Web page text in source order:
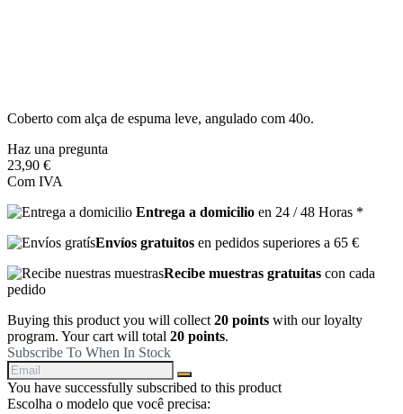
Coberto com alça de espuma leve, angulado com 40o.
Haz una pregunta
23,90 €
Com IVA
Entrega a domicilio en 24 / 48 Horas *
Envíos gratuitos en pedidos superiores a 65 €
Recibe muestras gratuitas con cada
pedido
Buying this product you will collect20 points with our loyalty
program. Your cart will total 20 points.
Subscribe To When In Stock
You have successfully subscribed to this product
Escolha o modelo que você precisa: